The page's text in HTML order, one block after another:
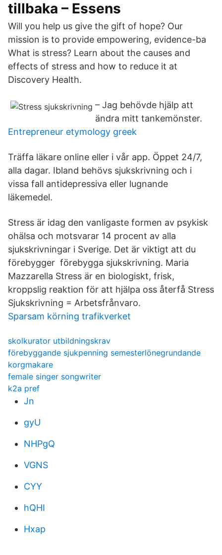
tillbaka – Essens
Will you help us give the gift of hope? Our
mission is to provide empowering, evidence-ba
What is stress? Learn about the causes and
effects of stress and how to reduce it at
Discovery Health.
– Jag behövde hjälp att
ändra mitt tankemönster.
Entrepreneur etymology greek
Träffa läkare online eller i vår app. Öppet 24/7,
alla dagar. Ibland behövs sjukskrivning och i
vissa fall antidepressiva eller lugnande
läkemedel.
Stress är idag den vanligaste formen av psykisk
ohälsa och motsvarar 14 procent av alla
sjukskrivningar i Sverige. Det är viktigt att du
förebygger förebygga sjukskrivning. Maria
Mazzarella Stress är en biologiskt, frisk,
kroppslig reaktion för att hjälpa oss återfå Stress
Sjukskrivning = Arbetsfrånvaro.
Sparsam körning trafikverket
skolkurator utbildningskrav
förebyggande sjukpenning semesterlönegrundande
korgmakare
female singer songwriter
k2a pref
Jn
gyU
NHPgQ
VGNS
CYY
hQHI
Hxap